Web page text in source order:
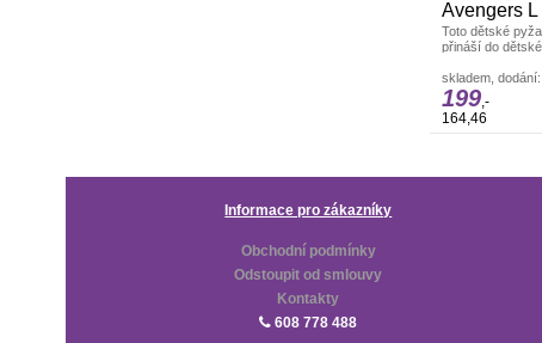
Avengers L
Toto dětské
přináší do
navrženo
skladem,
199,-
164,46
Informace pro zákazníky
Obchodní podmínky
Odstoupit od smlouvy
Kontakty
608 778 488